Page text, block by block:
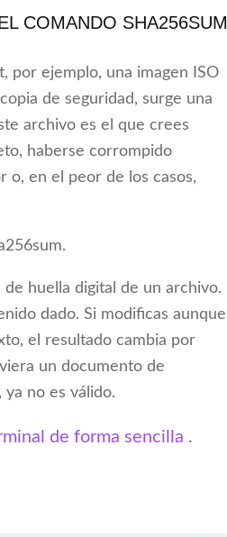
COMANDO SHA256SUM
por ejemplo, una imagen ISO
de seguridad, surge una
archivo es el que crees
haberse corrompido
o, en el peor de los casos,
huella digital de un archivo.
dado. Si modificas aunque
el resultado cambia por
un documento de
no es válido.
de forma sencilla .